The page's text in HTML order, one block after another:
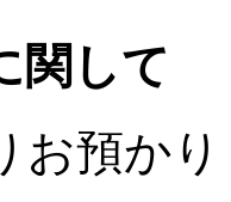
関して
お預か